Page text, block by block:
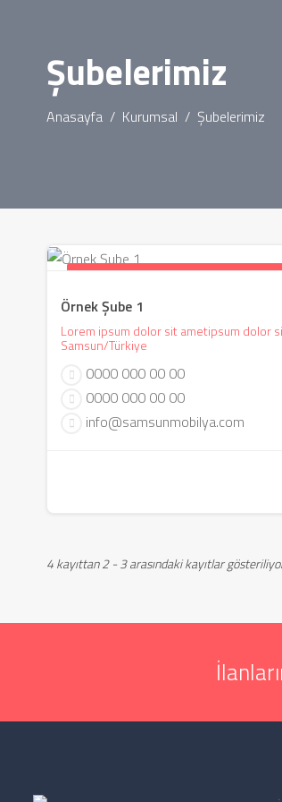
Şubelerimiz
Anasayfa Kurumsal Şubelerimiz
Samsun / Atakum / Yenimahalle
Örnek Şube 1
Lorem ipsum dolor sit ametipsum dolor
Samsun/Türkiye
0000 000 00 00
0000 000 00 00
info@samsunmobilya.com
4 kayıttan 2 - 3 arasındaki kayıtlar